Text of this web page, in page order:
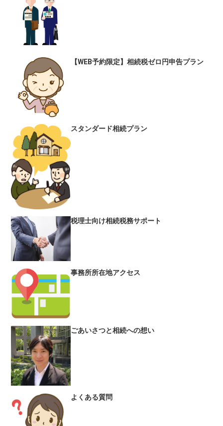
【WEB予約限定】相続税ゼロ円申告プラン
スタンダード相続プラン
税理士向け相続税務サポート
事務所所在地アクセス
ごあいさつと相続への想い
よくある質問